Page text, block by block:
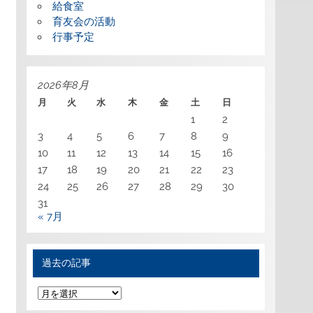
給食室
育友会の活動
行事予定
2026年8月
月 火 水 木 金 土 日
1
2
3
4 5 6 7 8
9
10
11 12 13 14 15
16
17
18 19 20 21 22
23
24
25 26 27 28 29
30
31
« 7月
過去の記事
過
去